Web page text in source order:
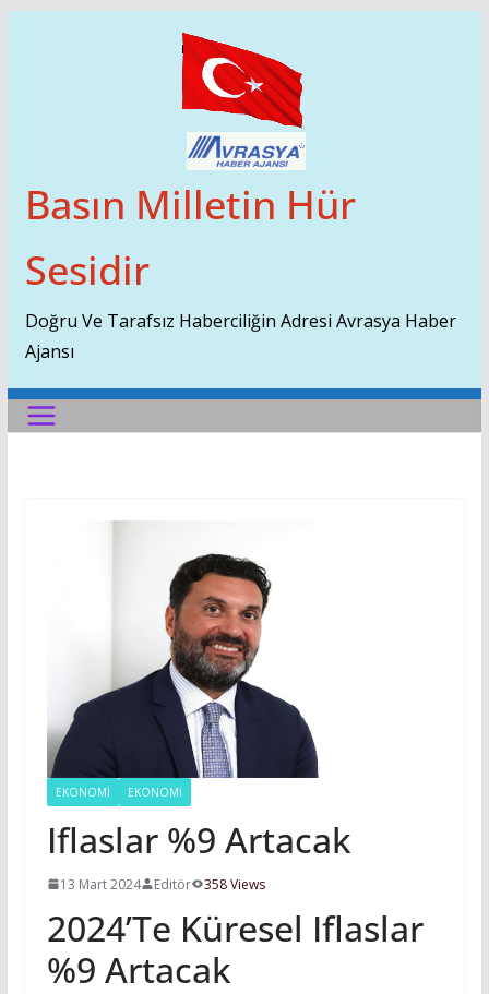
Basın Milletin Hür
Sesidir
Doğru Ve Tarafsız Haberciliğin Adresi Avrasya Haber
Ajansı
EKONOMİ EKONOMI
Iflaslar %9 Artacak
13 Mart 2024 Editör 358 Views
2024’te Küresel Iflaslar
%9 Artacak